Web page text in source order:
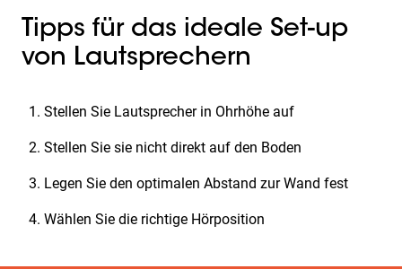
Tipps für das ideale Set-up
von Lautsprechern
Stellen Sie Lautsprecher in Ohrhöhe auf
Stellen Sie sie nicht direkt auf den Boden
Legen Sie den optimalen Abstand zur Wand fest
Wählen Sie die richtige Hörposition